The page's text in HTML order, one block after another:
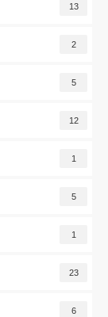
13
2
5
12
1
5
1
23
6